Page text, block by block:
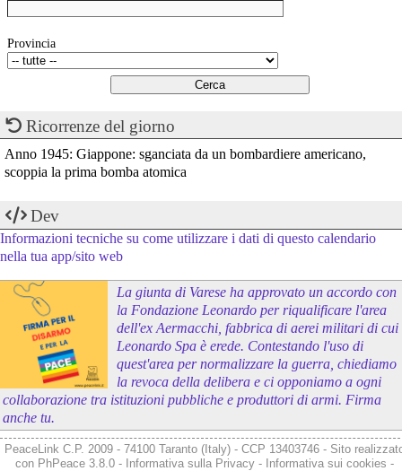
Provincia
Ricorrenze del giorno
Anno 1945: Giappone: sganciata da un bombardiere americano,
scoppia la prima bomba atomica
Dev
Informazioni tecniche su come utilizzare i dati di questo calendario
nella tua app/sito web
La giunta di Varese ha approvato un accordo con
la Fondazione Leonardo per riqualificare l'area
dell'ex Aermacchi, fabbrica di aerei militari di cui
Leonardo Spa è erede. Contestando l'uso di
quest'area per normalizzare la guerra, chiediamo
la revoca della delibera e ci opponiamo a ogni
collaborazione tra istituzioni pubbliche e produttori di armi. Firma
anche tu.
PeaceLink C.P. 2009 - 74100 Taranto (Italy) - CCP 13403746 - Sito
con PhPeace 3.8.0- Informativa sulla Privacy- Informativa sui cookies -